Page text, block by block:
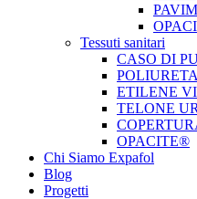
Tessuti sanitari
CASO DI
ETILENE
TELONE
OPACITE®
Chi Siamo Expafol
Blog
Progetti